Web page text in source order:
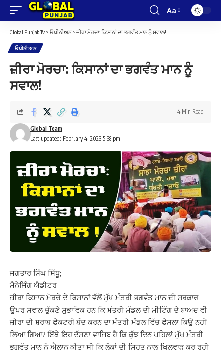
Font
Aa
Global Punjab Tv > ਓਪੀਨੀਅਨ > ਜ਼ੀਰਾ ਮੋਰਚਾ: ਕਿਸਾਨਾਂ ਦਾ ਭਗਵੰਤ ਮਾਨ ਨੂੰ ਸਵਾਲ!
ਓਪੀਨੀਅਨ
ਜ਼ੀਰਾ ਮੋਰਚਾ: ਕਿਸਾਨਾਂ ਦਾ ਭਗਵੰਤ ਮਾਨ ਨੂੰ
ਸਵਾਲ!
Last updated: February 4, 2023 5:38 pm
Global Team
4 Min Read
ਜਗਤਾਰ ਸਿੰਘ ਸਿੱਧੂ;
ਮੈਨੇਜਿੰਗ ਐਡੀਟਰ
ਜ਼ੀਰਾ ਕਿਸਾਨ ਮੋਰਚੇ ਦੇ ਕਿਸਾਨਾਂ ਵੱਲੋਂ ਮੁੱਖ ਮੰਤਰੀ ਭਗਵੰਤ ਮਾਨ ਦੀ ਸਰਕਾਰ
ਉਪਰ ਸਵਾਲ ਚੁੱਕਣੇ ਸੁਭਾਵਿਕ ਹਨ ਕਿ ਮੰਤਰੀ ਮੰਡਲ ਦੀ ਮੀਟਿੰਗ ਦੇ ਬਾਅਦ ਵੀ
ਜ਼ੀਰਾ ਦੀ ਸ਼ਰਾਬ ਫੈਕਟਰੀ ਬੰਦ ਕਰਨ ਦਾ ਮੰਤਰੀ ਮੰਡਲ ਵਿੱਚ ਫੈਸਲਾ ਕਿਉਂ ਨਹੀਂ
ਲਿਆ ਗਿਆ? ਇੱਥੇ ਇਹ ਦੱਸਣਾ ਵਾਜਿਬ ਹੈ ਕਿ ਕੁੱਝ ਦਿਨ ਪਹਿਲਾਂ ਮੁੱਖ ਮੰਤਰੀ
ਭਗਵੰਤ ਮਾਨ ਨੇ ਐਲਾਨ ਕੀਤਾ ਸੀ ਕਿ ਲੋਕਾਂ ਦੀ ਸਿਹਤ ਨਾਲ ਖਿਲਵਾੜ ਕਰ ਰਹੀ